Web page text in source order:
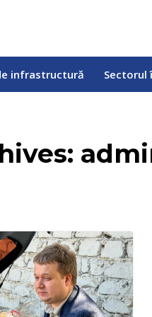
infrastructură Sectorul
infrastructură